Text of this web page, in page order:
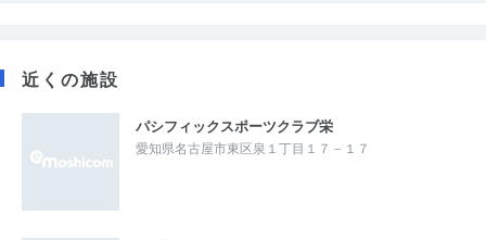
近くの施設
パシフィックスポーツクラブ栄
愛知県名古屋市東区泉１丁目１７－１７